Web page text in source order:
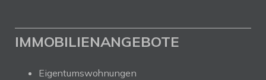
IMMOBILIENANGEBOTE
Eigentumswohnungen